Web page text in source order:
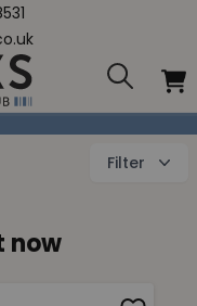
Filter
now